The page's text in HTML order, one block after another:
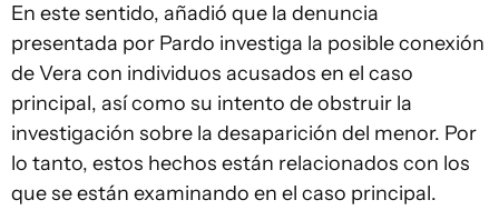
En este sentido, añadió que la denuncia
presentada por Pardo investiga la posible conexión
de Vera con individuos acusados en el caso
principal, así como su intento de obstruir la
investigación sobre la desaparición del menor. Por
lo tanto, estos hechos están relacionados con los
que se están examinando en el caso principal.